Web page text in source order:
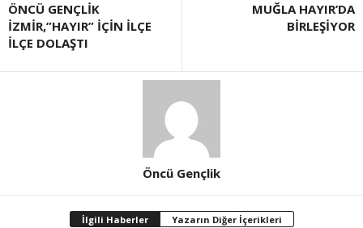
ÖNCÜ GENÇLİK
İZMİR,”HAYIR” İÇİN İLÇE
İLÇE DOLAŞTI
MUĞLA HAYIR’DA
BİRLEŞİYOR
Öncü Gençlik
İlgili Haberler Yazarın Diğer İçerikleri